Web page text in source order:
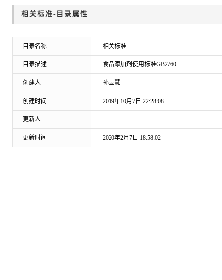
相关标准-目录属性
目录名称 相关标准
目录描述 食品添加剂使用标准GB2760
创建人 孙显慧
创建时间 2019年10月7日22:28:08
更新人
更新时间 2020年2月7日18:58:02